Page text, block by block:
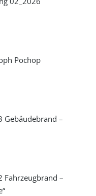
Pochop
Gebäudebrand –
Fahrzeugbrand –